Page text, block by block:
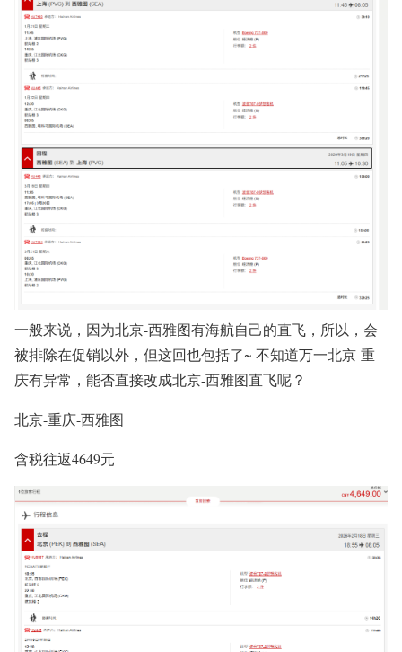
一般来说，因为北京-西雅图有海航自己的直飞，所以，会
被排除在促销以外，但这回也包括了~ 不知道万一北京-重
庆有异常，能否直接改成北京-西雅图直飞呢？
北京-重庆-西雅图
含税往返4649元